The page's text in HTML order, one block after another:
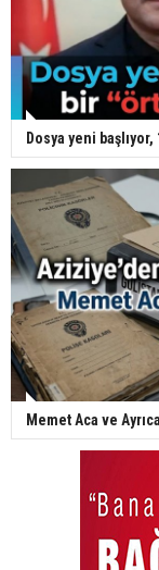
Dosya yeni
Memet Aca ve